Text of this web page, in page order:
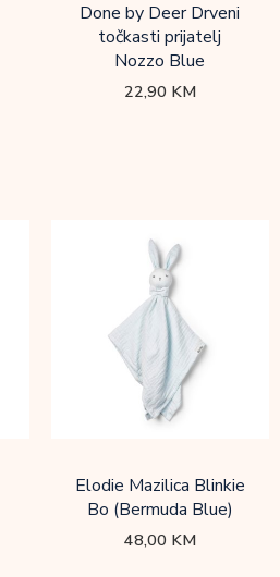
Done by Deer Drveni
točkasti prijatelj
Nozzo Blue
22,90 KM
Elodie Mazilica Blinkie
Bo (Bermuda Blue)
48,00 KM